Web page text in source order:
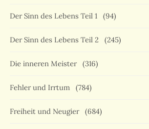
Der Sinn des Lebens Teil 1 (94)
Der Sinn des Lebens Teil 2 (245)
Die inneren Meister (316)
Fehler und Irrtum (784)
Freiheit und Neugier (684)